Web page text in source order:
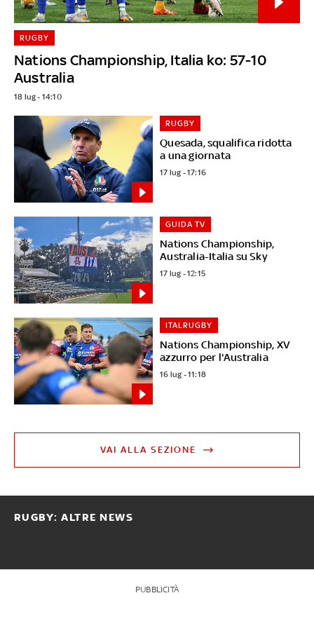
Nations Championship, Italia ko: 57-10
Australia
RUGBY
18 lug - 14:10
Quesada, squalifica ridotta
a una giornata
RUGBY
17 lug - 17:16
Nations Championship,
Australia-Italia su Sky
GUIDA TV
17 lug - 12:15
Nations Championship, XV
azzurro per l'Australia
ITALRUGBY
16 lug - 11:18
VAI ALLA SEZIONE
RUGBY: ALTRE NEWS
PUBBLICITÀ